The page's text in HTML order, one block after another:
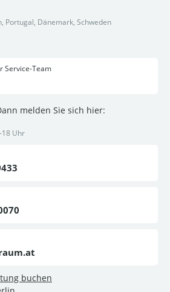
Portugal, Dänemark, Schweden
Service-Team
melden Sie sich hier:
18 Uhr
buchen